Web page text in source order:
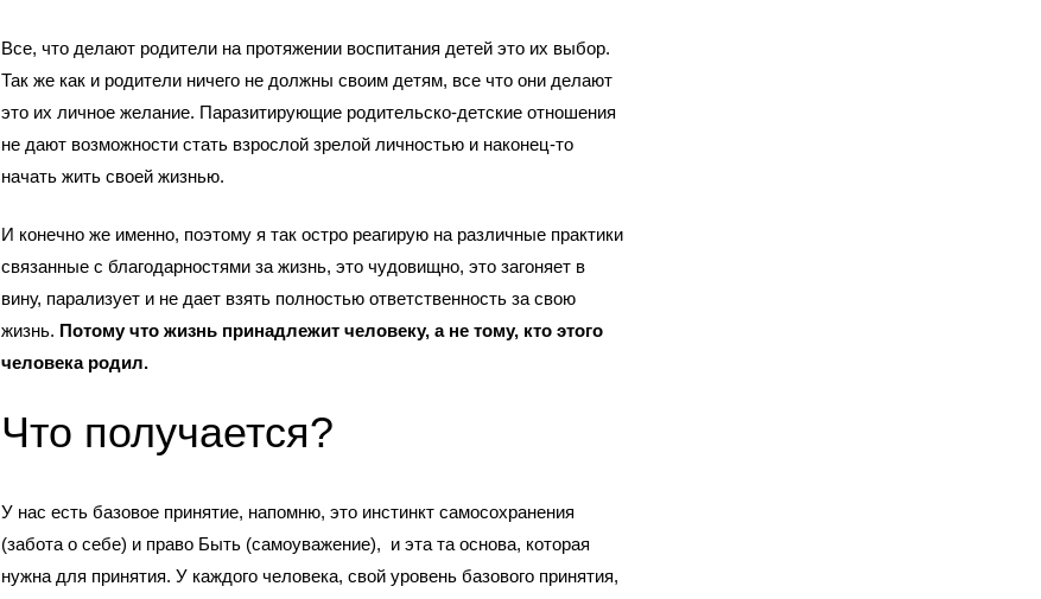
Все, что делают родители на протяжении воспитания детей это их выбор.
Так же как и родители ничего не должны своим детям, все что они делают
это их личное желание. Паразитирующие родительско-детские отношения
не дают возможности стать взрослой зрелой личностью и наконец-то
начать жить своей жизнью.
И конечно же именно, поэтому я так остро реагирую на различные практики
связанные с благодарностями за жизнь, это чудовищно, это загоняет в
вину, парализует и не дает взять полностью ответственность за свою
жизнь. Потому что жизнь принадлежит человеку, а не тому, кто этого
человека родил.
Что получается?
У нас есть базовое принятие, напомню, это инстинкт самосохранения
(забота о себе) и право Быть (самоуважение), и эта та основа, которая
нужна для принятия. У каждого человека, свой уровень базового принятия,